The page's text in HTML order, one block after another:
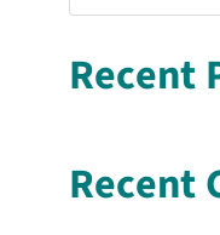
Recent
Recent